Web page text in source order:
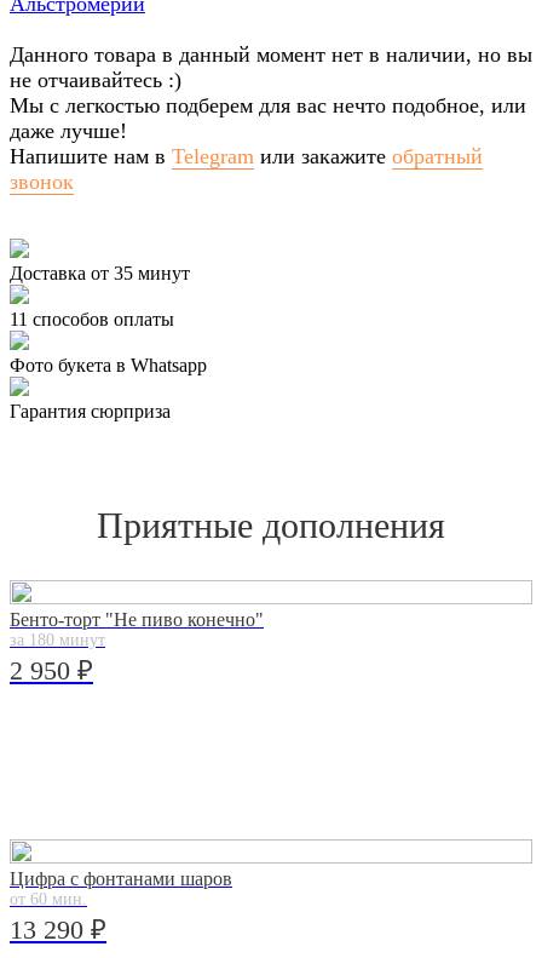
Данного товара в данный момент нет в наличии, но вы
не отчаивайтесь :)
Мы с легкостью подберем для вас нечто подобное, или
даже лучше!
Напишите нам в Telegram или закажите обратный
звонок
Доставка от 35 минут
11 способов оплаты
Фото букета в Whatsapp
Гарантия сюрприза
Приятные дополнения
Бенто-торт "Не пиво конечно"
за 180 минут
2 950 ₽
Цифра с фонтанами шаров
от 60 мин.
13 290 ₽